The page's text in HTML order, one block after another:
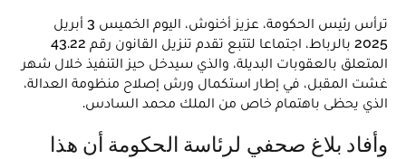
ترأس رئيس الحكومة، عزيز أخنوش، اليوم الخميس 3 أبريل
2025 بالرباط، اجتماعا لتتبع تقدم تنزيل القانون رقم 43.22
المتعلق بالعقوبات البديلة، والذي سيدخل حيز التنفيذ خلال شهر
غشت المقبل، في إطار استكمال ورش إصلاح منظومة العدالة،
الذي يحظى باهتمام خاص من الملك محمد السادس.
وأفاد بلاغ صحفي لرئاسة الحكومة أن هذا